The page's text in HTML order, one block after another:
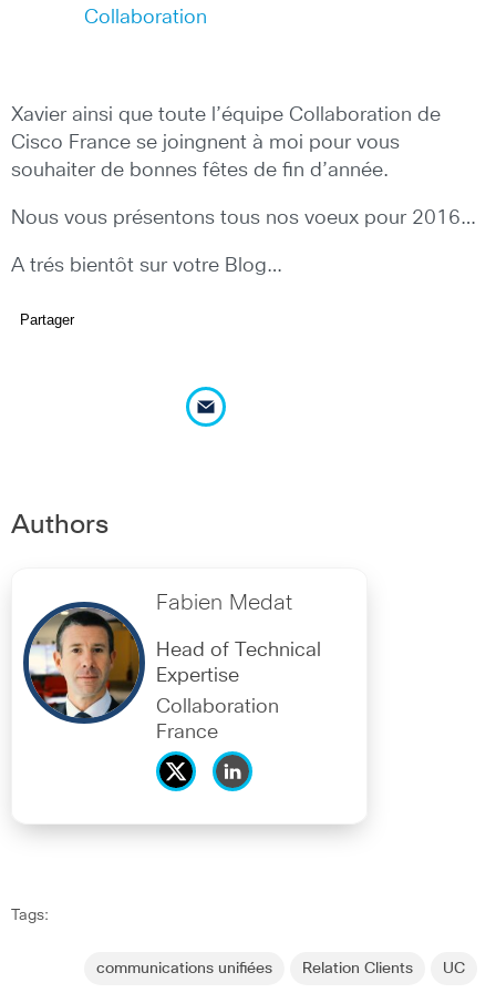
Collaboration
Xavier ainsi que toute l’équipe Collaboration de
Cisco France se joingnent à moi pour vous
souhaiter de bonnes fêtes de fin d’année.
Nous vous présentons tous nos voeux pour 2016…
A trés bientôt sur votre Blog…
Partager
Authors
Fabien Medat
Head of Technical
Expertise
Collaboration
France
Tags:
communications unifiées Relation Clients UC